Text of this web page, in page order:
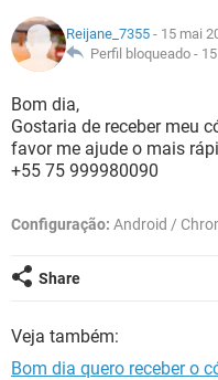
GUIA DE COMPRAS
OUTLOOK
INSTAGRAM
GUIA DE COMPRAS
CELULAR
INSTAGRAM
GUIA DE COMPRAS
GLOSSÁRIO
JOGOS
CELULAR
OUTLOOK
INSTAGRAM
GUIA DE COMPRAS
Reijane_7355 - 15 mai
Perfil bloqueado -
Bom dia,
Gostaria de receber meu
favor me ajude o mais
+55 75 999980090
Configuração: Android /
Share
Veja também:
Bom dia quero receber o